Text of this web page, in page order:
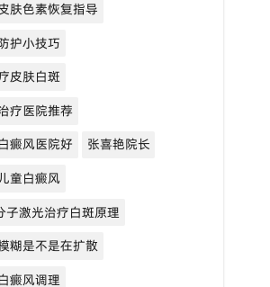
肤色素恢复指导
护小技巧
皮肤白斑
疗医院推荐
癜风医院好
张喜艳院长
童白癜风
子激光治疗白斑原理
糊是不是在扩散
癜风调理